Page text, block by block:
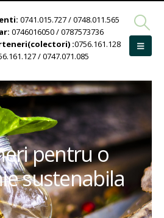
0741.015.727 / 0748.011.565
0746016050 / 0787573736
:0756.161.128
/ 0747.071.085
pentru o
sustenabila